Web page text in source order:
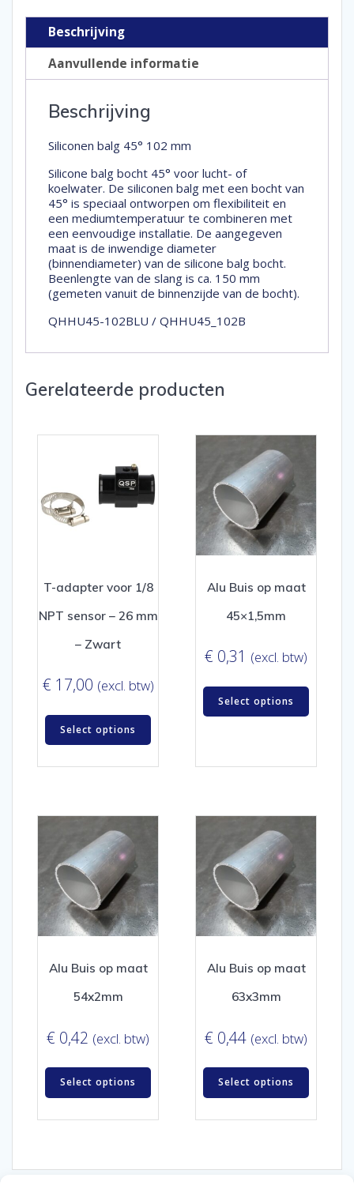
Beschrijving
Aanvullende informatie
Beschrijving
Siliconen balg 45° 102 mm
Silicone balg bocht 45° voor lucht- of
koelwater. De siliconen balg met een bocht van
45° is speciaal ontworpen om flexibiliteit en
een mediumtemperatuur te combineren met
een eenvoudige installatie. De aangegeven
maat is de inwendige diameter
(binnendiameter) van de silicone balg bocht.
Beenlengte van de slang is ca. 150 mm
(gemeten vanuit de binnenzijde van de bocht).
QHHU45-102BLU / QHHU45_102B
Gerelateerde producten
T-adapter voor 1/8
NPT sensor – 26 mm
– Zwart
€ 17,00 (excl. btw)
Select options
Alu Buis op maat
45×1,5mm
€ 0,31 (excl. btw)
Select options
Alu Buis op maat
54x2mm
€ 0,42 (excl. btw)
Select options
Alu Buis op maat
63x3mm
€ 0,44 (excl. btw)
Select options